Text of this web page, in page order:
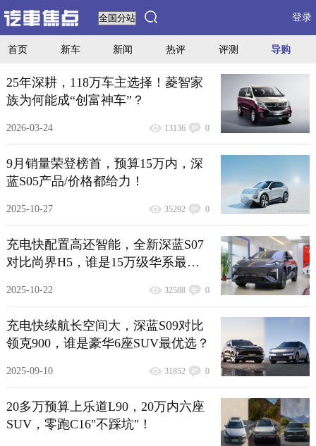
登录
首页 新车 新闻 热评 评测 导购
25年深耕，118万车主选择！菱智家
族为何能成“创富神车”？
2026-03-24 13136 0
9月销量荣登榜首，预算15万内，深
蓝S05产品/价格都给力！
2025-10-27 35292 0
充电快配置高还智能，全新深蓝S07
对比尚界H5，谁是15万级华系最优
2025-10-22 32588 0
充电快续航长空间大，深蓝S09对比
领克900，谁是豪华6座SUV最优选？
2025-09-10 31852 0
20多万预算上乐道L90，20万内六座
SUV，零跑C16"不踩坑"！